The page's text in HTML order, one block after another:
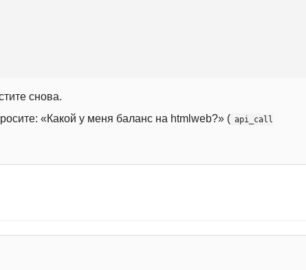
снова.
«Какой у меня баланс на htmlweb?» ( api_call